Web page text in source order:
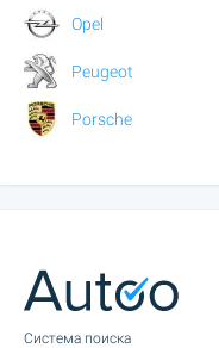
Opel
Peugeot
Porsche
Cистема поиска